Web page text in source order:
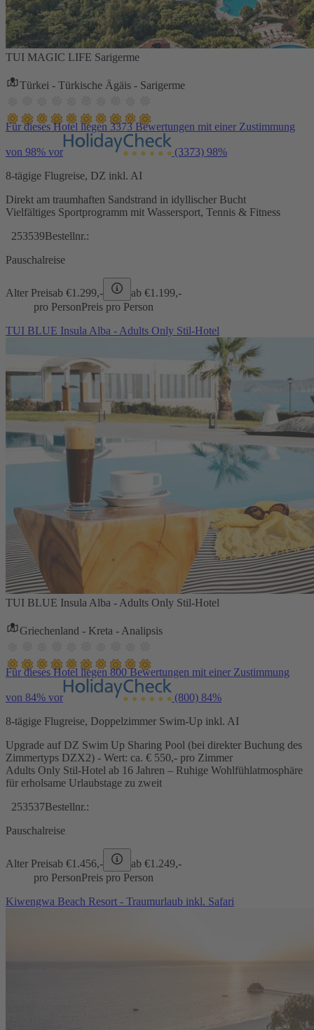
TUI MAGIC LIFE Sarigerme
Türkei - Türkische Ägäis - Sarigerme
Für dieses Hotel liegen 3373 Bewertungen mit einer Zustimmung
von 98% vor (3373) 98%
8-tägige Flugreise, DZ inkl. AI
Direkt am traumhaften Sandstrand in idyllischer Bucht
Vielfältiges Sportprogramm mit Wassersport, Tennis & Fitness
253539Bestellnr.:
Pauschalreise
Alter Preisab €1.299,- ab €1.199,-
pro PersonPreis pro Person
TUI BLUE Insula Alba - Adults Only Stil-Hotel
TUI BLUE Insula Alba - Adults Only Stil-Hotel
Griechenland - Kreta - Analipsis
Für dieses Hotel liegen 800 Bewertungen mit einer Zustimmung
von 84% vor (800) 84%
8-tägige Flugreise, Doppelzimmer Swim-Up inkl. AI
Upgrade auf DZ Swim Up Sharing Pool (bei direkter Buchung des
Zimmertyps DZX2) - Wert: ca. € 550,- pro Zimmer
Adults Only Stil-Hotel ab 16 Jahren – Ruhige Wohlfühlatmosphäre
für erholsame Urlaubstage zu zweit
253537Bestellnr.:
Pauschalreise
Alter Preisab €1.456,- ab €1.249,-
pro PersonPreis pro Person
Kiwengwa Beach Resort - Traumurlaub inkl. Safari